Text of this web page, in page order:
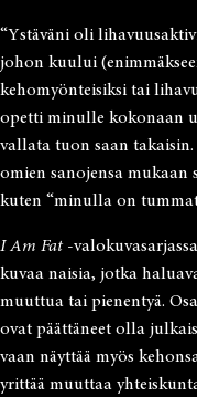
“Ystäväni oli
johon kuului
kehomyönteisiksi tai
opetti minulle kokonaan
vallata tuon saan
omien sanojensa mukaan
kuten “minulla on
I Am Fat-
kuvaa naisia, jotka
muuttua tai pienentyä.
ovat päättäneet olla
vaan näyttää myös
yrittää muuttaa